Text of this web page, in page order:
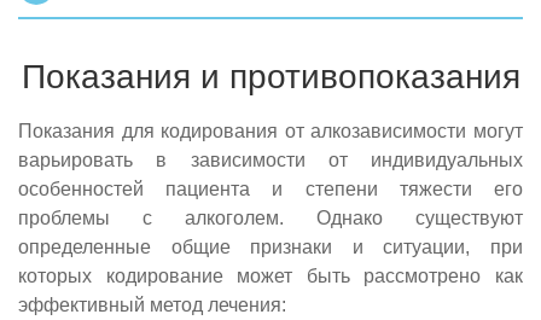
Показания и противопоказания
Показания для кодирования от алкозависимости могут
варьировать в зависимости от индивидуальных
особенностей пациента и степени тяжести его
проблемы с алкоголем. Однако существуют
определенные общие признаки и ситуации, при
которых кодирование может быть рассмотрено как
эффективный метод лечения: